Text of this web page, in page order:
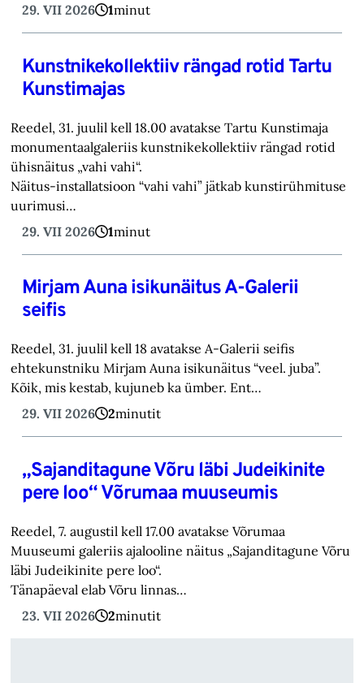
29. VII 2026
1minut
Kunstnikekollektiiv rängad rotid Tartu
Kunstimajas
Reedel, 31. juulil kell 18.00 avatakse Tartu Kunstimaja
monumentaalgaleriis kunstnikekollektiiv rängad rotid
ühisnäitus „vahi vahi“.
Näitus-installatsioon “vahi vahi” jätkab kunstirühmituse
uurimusi…
29. VII 2026
1minut
Mirjam Auna isikunäitus A-Galerii
seifis
Reedel, 31. juulil kell 18 avatakse A-Galerii seifis
ehtekunstniku Mirjam Auna isikunäitus “veel. juba”.
Kõik, mis kestab, kujuneb ka ümber. Ent…
29. VII 2026
2minutit
„Sajanditagune Võru läbi Judeikinite
pere loo“ Võrumaa muuseumis
Reedel, 7. augustil kell 17.00 avatakse Võrumaa
Muuseumi galeriis ajalooline näitus „Sajanditagune Võru
läbi Judeikinite pere loo“.
Tänapäeval elab Võru linnas…
23. VII 2026
2minutit